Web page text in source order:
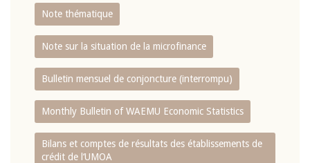
Note thématique
Note sur la situation de la microfinance
Bulletin mensuel de conjoncture (interrompu)
Monthly Bulletin of WAEMU Economic Statistics
Bilans et comptes de résultats des établissements de
crédit de l‘UMOA